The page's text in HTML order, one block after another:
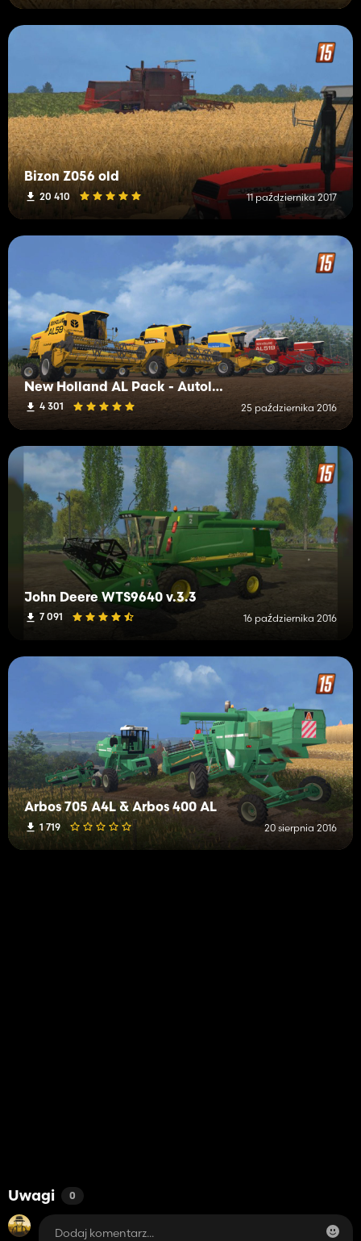
Bizon Z056 old
20 410 11 października 2017
New Holland AL Pack - Autoleveling Combines
4 301 25 października 2016
John Deere WTS9640 v.3.3
7 091 16 października 2016
Arbos 705 A4L & Arbos 400 AL
1 719 20 sierpnia 2016
Uwagi 0